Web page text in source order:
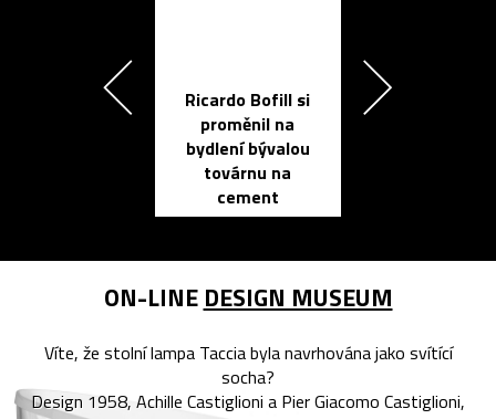
Ricardo Bofill si
proměnil na
bydlení bývalou
továrnu na
cement
ON-LINE DESIGN MUSEUM
Víte, že stolní lampa Taccia byla navrhována jako svítící
socha?
Design 1958, Achille Castiglioni a Pier Giacomo Castiglioni,